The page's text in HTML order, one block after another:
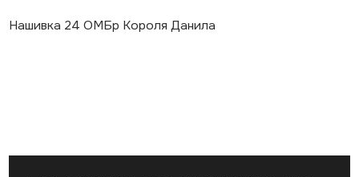
Нашивка 24 ОМБр Короля Данила